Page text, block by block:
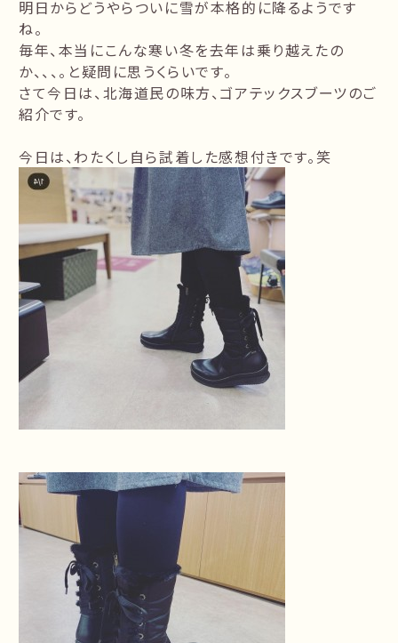
明日からどうやらついに雪が本格的に降るようです
ね。
毎年、本当にこんな寒い冬を去年は乗り越えたの
か、、、。と疑問に思うくらいです。
さて今日は、北海道民の味方、ゴアテックスブーツのご
紹介です。
今日は、わたくし自ら試着した感想付きです。笑